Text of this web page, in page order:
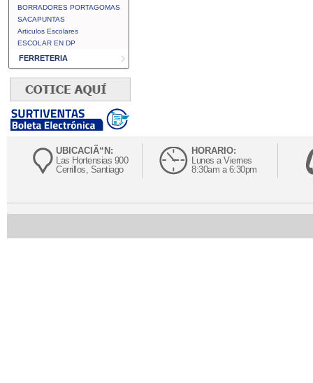
BORRADORES PORTAGOMAS
SACAPUNTAS
Articulos Escolares
ESCOLAR EN DP
FERRETERIA
UBICACIÃ“N:
Las Hortensias 900
Cerrillos, Santiago
HORARIO:
Lunes a Viernes
8:30am a 6:30pm